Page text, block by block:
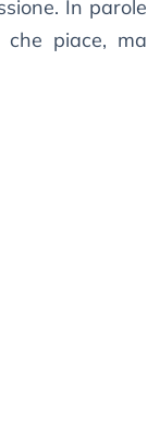
In parole
che piace, ma